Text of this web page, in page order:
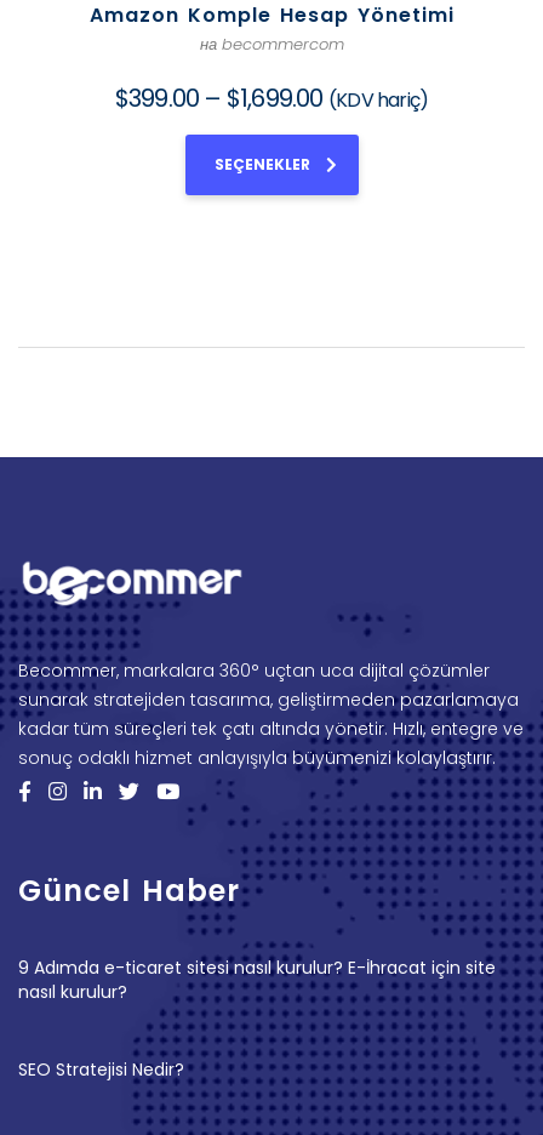
Amazon Komple Hesap Yönetimi
на becommercom
$399.00 – $1,699.00 (KDV hariç)
SEÇENEKLER
Becommer, markalara 360° uçtan uca dijital çözümler
sunarak stratejiden tasarıma, geliştirmeden pazarlamaya
kadar tüm süreçleri tek çatı altında yönetir. Hızlı, entegre ve
sonuç odaklı hizmet anlayışıyla büyümenizi kolaylaştırır.
Güncel Haber
9 Adımda e-ticaret sitesi nasıl kurulur? E-İhracat için site
nasıl kurulur?
SEO Stratejisi Nedir?